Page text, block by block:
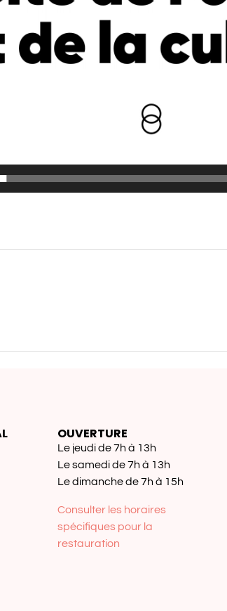
OUVERTURE
Le jeudi de 7h à 13h
Le samedi de 7h à 13h
Le dimanche de 7h à 15h
Consulter les horaires
spécifiques pour la
restauration